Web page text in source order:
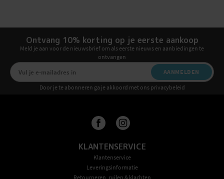
Ontvang 10% korting op je eerste aankoop
Meld je aan voor de nieuwsbrief om als eerste nieuws en aanbiedingen te
ontvangen
AANMELDEN
Door je te abonneren ga je akkoord met ons privacybeleid
KLANTENSERVICE
Klantenservice
Leveringsinformatie
Retourneren, ruilen & klachten